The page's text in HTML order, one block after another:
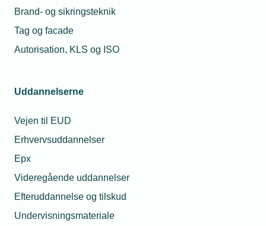
Brand- og sikringsteknik
Tag og facade
Autorisation, KLS og ISO
Uddannelserne
Vejen til EUD
Erhvervsuddannelser
Epx
Videregående uddannelser
Efteruddannelse og tilskud
Undervisningsmateriale
Forsvaret tiltrækker
de faglærte
Fra geopolitik til
Relaterede nyheder